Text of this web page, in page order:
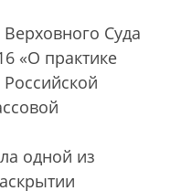
Суда
«О практике
одной из